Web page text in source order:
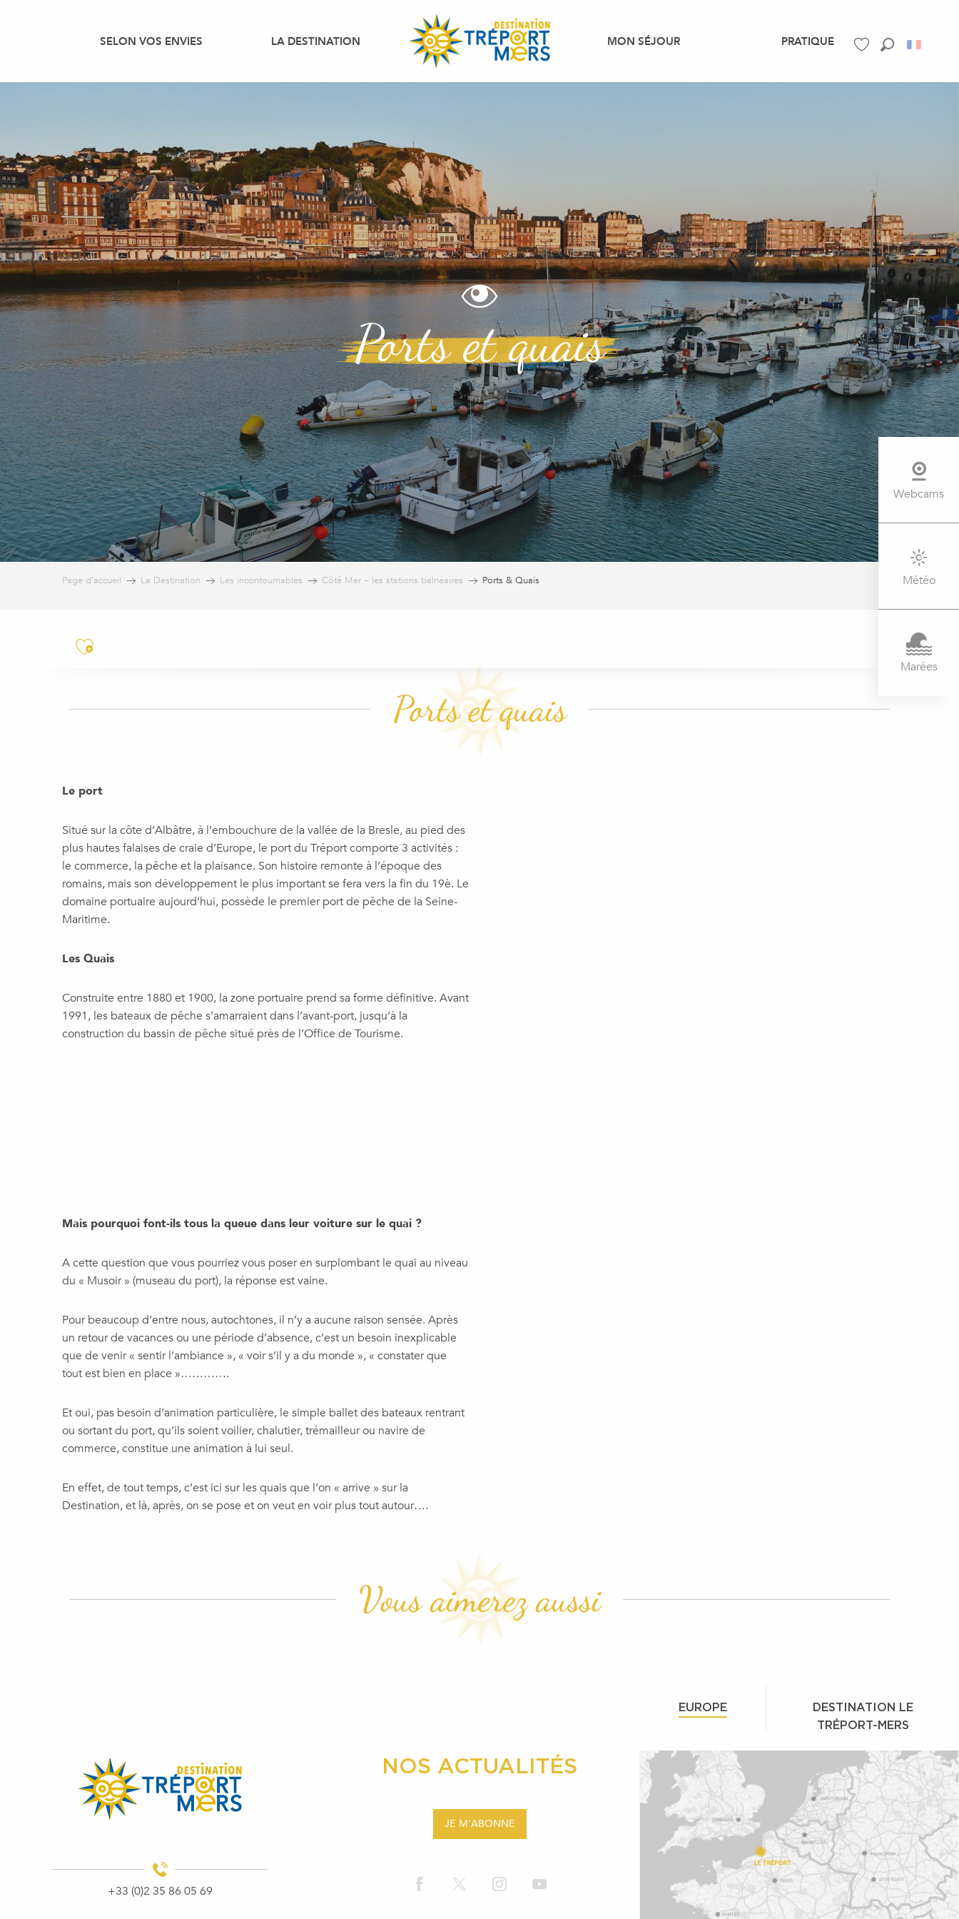
SELON VOS ENVIES LA DESTINATION MON SÉJOUR PRATIQUE
Webcams
Météo
Marées
Ports et quais
Page d’accueil La Destination Les incontournables Côté Mer – les stations balnéaires Ports & Quais
Ajouter aux favoris
Ports et quais
Le port
Situé sur la côte d’Albâtre, à l’embouchure de la vallée de la Bresle, au pied des
plus hautes falaises de craie d’Europe, le port du Tréport comporte 3 activités :
le commerce, la pêche et la plaisance. Son histoire remonte à l’époque des
romains, mais son développement le plus important se fera vers la fin du 19è. Le
domaine portuaire aujourd’hui, possède le premier port de pêche de la Seine-
Maritime.
Les Quais
Construite entre 1880 et 1900, la zone portuaire prend sa forme définitive. Avant
1991, les bateaux de pêche s’amarraient dans l’avant-port, jusqu’à la
construction du bassin de pêche situé près de l’Office de Tourisme.
Mais pourquoi font-ils tous la queue dans leur voiture sur le quai ?
A cette question que vous pourriez vous poser en surplombant le quai au niveau
du « Musoir » (museau du port), la réponse est vaine.
Pour beaucoup d’entre nous, autochtones, il n’y a aucune raison sensée. Après
un retour de vacances ou une période d’absence, c’est un besoin inexplicable
que de venir « sentir l’ambiance », « voir s’il y a du monde », « constater que
tout est bien en place »………….
Et oui, pas besoin d’animation particulière, le simple ballet des bateaux rentrant
ou sortant du port, qu’ils soient voilier, chalutier, trémailleur ou navire de
commerce, constitue une animation à lui seul.
En effet, de tout temps, c’est ici sur les quais que l’on « arrive » sur la
Destination, et là, après, on se pose et on veut en voir plus tout autour….
Vous aimerez aussi
MERS-LES-
+33 (0)2 35 86 05 69
NOS ACTUALITÉS
JE M'ABONNE
EUROPE
DESTINATION LE
TRÉPORT-MERS